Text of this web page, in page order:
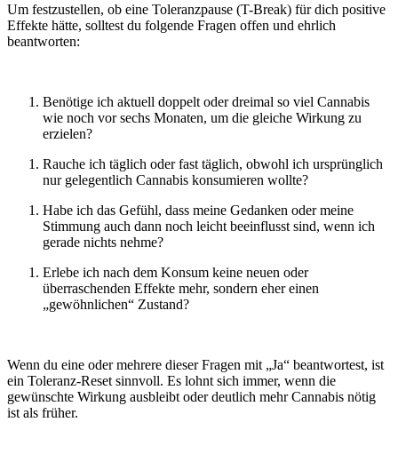
Um festzustellen, ob eine Toleranzpause (T-Break) für dich positive
Effekte hätte, solltest du folgende Fragen offen und ehrlich
beantworten:
Benötige ich aktuell doppelt oder dreimal so viel Cannabis
wie noch vor sechs Monaten, um die gleiche Wirkung zu
erzielen?
Rauche ich täglich oder fast täglich, obwohl ich ursprünglich
nur gelegentlich Cannabis konsumieren wollte?
Habe ich das Gefühl, dass meine Gedanken oder meine
Stimmung auch dann noch leicht beeinflusst sind, wenn ich
gerade nichts nehme?
Erlebe ich nach dem Konsum keine neuen oder
überraschenden Effekte mehr, sondern eher einen
„gewöhnlichen“ Zustand?
Wenn du eine oder mehrere dieser Fragen mit „Ja“ beantwortest, ist
ein Toleranz-Reset sinnvoll. Es lohnt sich immer, wenn die
gewünschte Wirkung ausbleibt oder deutlich mehr Cannabis nötig
ist als früher.